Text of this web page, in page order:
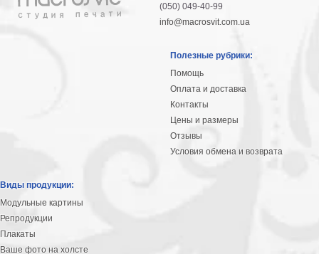
(050) 049-40-99
info@macrosvit.com.ua
Полезные рубрики:
Помощь
Оплата и доставка
Контакты
Цены и размеры
Отзывы
Условия обмена и возврата
Виды продукции:
Модульные картины
Репродукции
Плакаты
Ваше фото на холсте